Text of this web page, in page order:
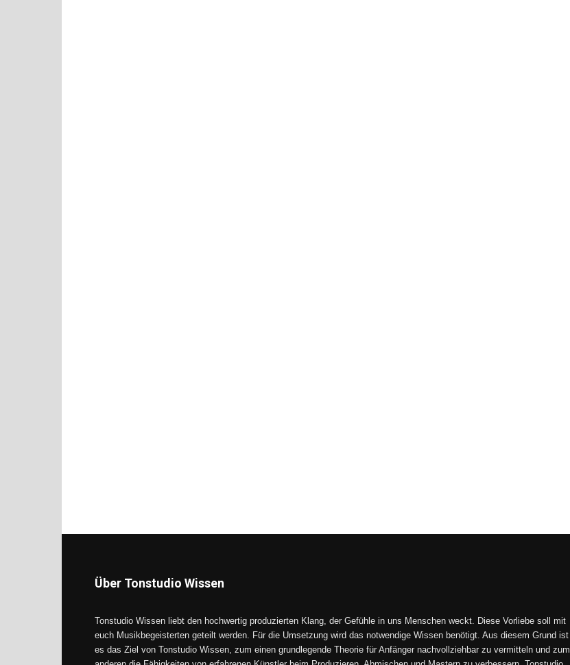
Über Tonstudio Wissen
Tonstudio Wissen liebt den hochwertig produzierten Klang, der Gefühle in uns Menschen weckt. Diese Vorliebe soll mit
euch Musikbegeisterten geteilt werden. Für die Umsetzung wird das notwendige Wissen benötigt. Aus diesem Grund ist
es das Ziel von Tonstudio Wissen, zum einen grundlegende Theorie für Anfänger nachvollziehbar zu vermitteln und zum